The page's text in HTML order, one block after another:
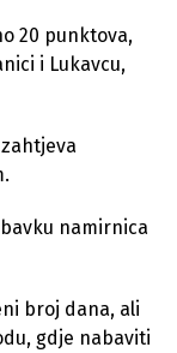
20 punktova,
i Lukavcu,
namirnica
broj dana, ali
gdje nabaviti